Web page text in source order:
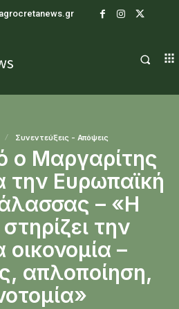
Συνεντεύξεις - Απόψεις
ο Μαργαρίτης
την Ευρωπαϊκή
– «Η
την
οικονομία –
απλοποίηση,